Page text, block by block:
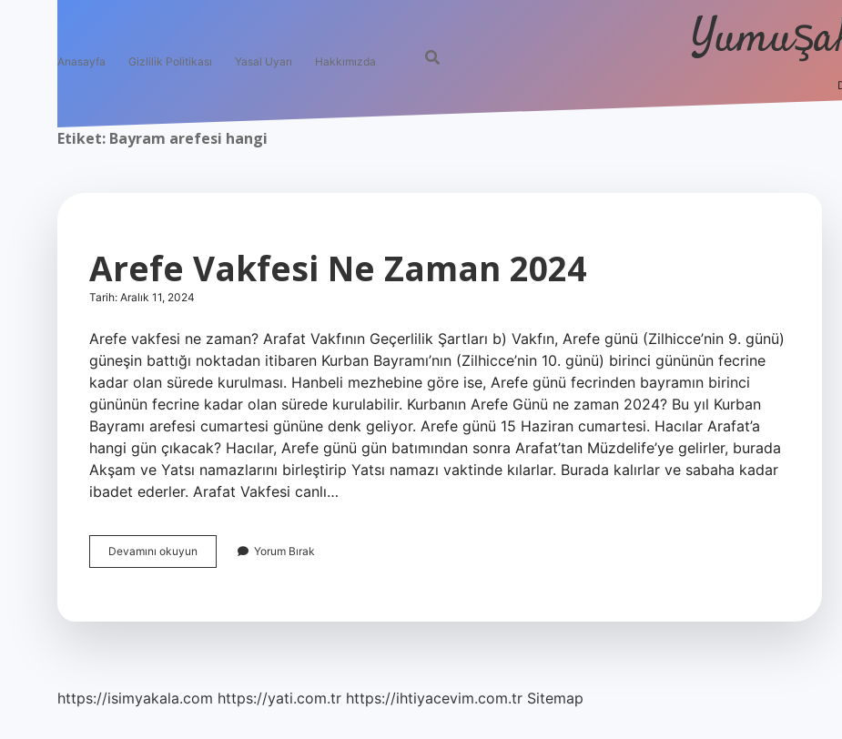
Anasayfa Gizlilik Politikası Yasal Uyarı Hakkımızda
Etiket: Bayram arefesi hangi
Arefe Vakfesi Ne Zaman 2024
Tarih: Aralık 11, 2024
Arefe vakfesi ne zaman? Arafat Vakfının Geçerlilik Şartları b) Vakfın, Arefe günü (Zilhicce’nin 9. günü)
güneşin battığı noktadan itibaren Kurban Bayramı’nın (Zilhicce’nin 10. günü) birinci gününün fecrine
kadar olan sürede kurulması. Hanbeli mezhebine göre ise, Arefe günü fecrinden bayramın birinci
gününün fecrine kadar olan sürede kurulabilir. Kurbanın Arefe Günü ne zaman 2024? Bu yıl Kurban
Bayramı arefesi cumartesi gününe denk geliyor. Arefe günü 15 Haziran cumartesi. Hacılar Arafat’a
hangi gün çıkacak? Hacılar, Arefe günü gün batımından sonra Arafat’tan Müzdelife’ye gelirler, burada
Akşam ve Yatsı namazlarını birleştirip Yatsı namazı vaktinde kılarlar. Burada kalırlar ve sabaha kadar
ibadet ederler. Arafat Vakfesi canlı…
Devamını okuyun
Vakfesi
Yorum Bırak
https://isimyakala.com https://yati.com.tr https://ihtiyacevim.com.tr Sitemap